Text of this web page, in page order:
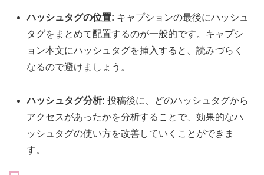
ハッシュタグの位置: キャプションの最後にハッシュ
タグをまとめて配置するのが一般的です。キャプシ
ョン本文にハッシュタグを挿入すると、読みづらく
なるので避けましょう。
ハッシュタグ分析: 投稿後に、どのハッシュタグから
アクセスがあったかを分析することで、効果的なハ
ッシュタグの使い方を改善していくことができま
す。